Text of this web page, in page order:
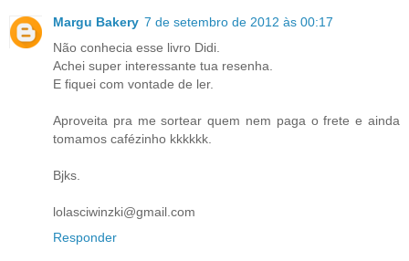
Margu Bakery 7 de setembro de 2012 às 00:17
Não conhecia esse livro Didi.
Achei super interessante tua resenha.
E fiquei com vontade de ler.
Aproveita pra me sortear quem nem paga o frete e ainda
tomamos cafézinho kkkkkk.
Bjks.
lolasciwinzki@gmail.com
Responder